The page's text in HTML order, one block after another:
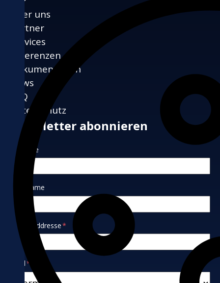
Über uns
Partner
Services
Referenzen
Dokumentation
News
FAQ
Datenschutz
Newsletter abonnieren
Vorname
Nachname
E-Mail-Addresse*
Land*